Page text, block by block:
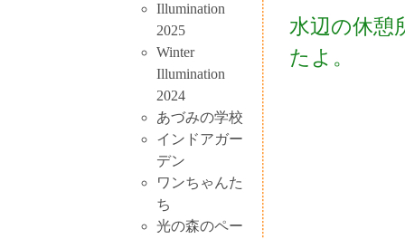
Illumination
2025
Winter
Illumination
2024
あづみの学校
インドアガー
デン
ワンちゃんた
ち
光の森のペー
水辺の休憩
たよ。